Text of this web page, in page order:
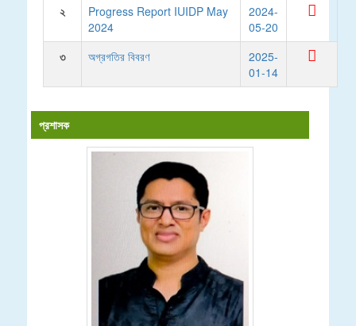
২
Progress Report IUIDP May
2024
2024-
05-20
৩
অগ্রগতির বিবরণ
2025-
01-14
প্রশাসক